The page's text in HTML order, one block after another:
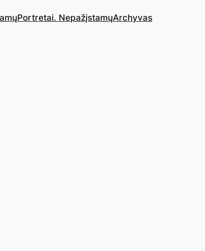
Portretai. NepažįstamųArchyvas